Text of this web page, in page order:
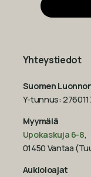
Yhteystiedot
Suomen
Y-tunnus:
Myymälä
Upokaskuja 6-8,
01450 Vantaa
Aukioloajat